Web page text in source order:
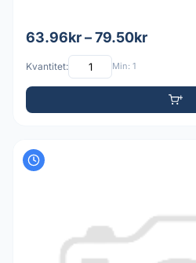
63.96kr – 79.50kr
Kvantitet: Min: 1